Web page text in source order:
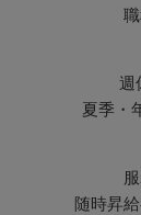
週
夏季・
随時昇